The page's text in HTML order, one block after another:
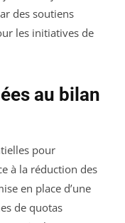
des soutiens
les initiatives de
au bilan
pour
à la réduction des
en place d’une
de quotas